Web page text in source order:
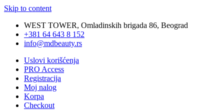
Skip to content
WEST TOWER, Omladinskih brigada 86, Beograd
+381 64 643 8 152
info@mdbeauty.rs
Uslovi korišćenja
PRO Access
Registracija
Moj nalog
Korpa
Checkout